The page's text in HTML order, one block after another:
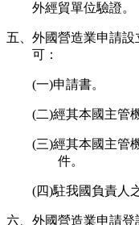
外經貿單位驗證。
五、外國營造業申請
可：
(一)申請書。
(二)經其本國主管
(三)經其本國主管
件。
(四)駐我國負責人
六、外國營造業申請